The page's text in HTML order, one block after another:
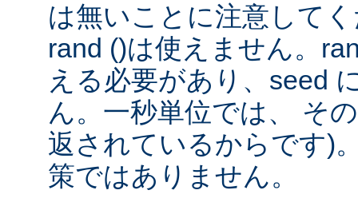
は無いことに注意して
rand ()は使えません。
える必要があり、seed
ん。一秒単位では、 そ
返されているからです)
策ではありません。